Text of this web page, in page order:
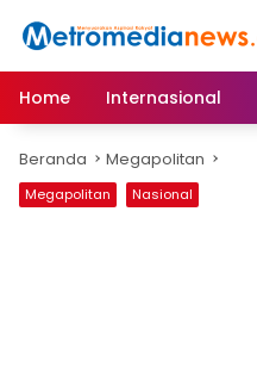
Home
Internasional
Beranda Megapolitan
Megapolitan Nasional